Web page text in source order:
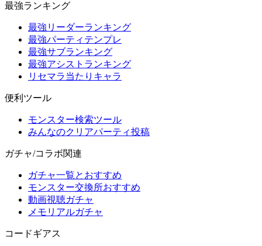
最強ランキング
最強リーダーランキング
最強パーティテンプレ
最強サブランキング
最強アシストランキング
リセマラ当たりキャラ
便利ツール
モンスター検索ツール
みんなのクリアパーティ投稿
ガチャ/コラボ関連
ガチャ一覧とおすすめ
モンスター交換所おすすめ
動画視聴ガチャ
メモリアルガチャ
コードギアス